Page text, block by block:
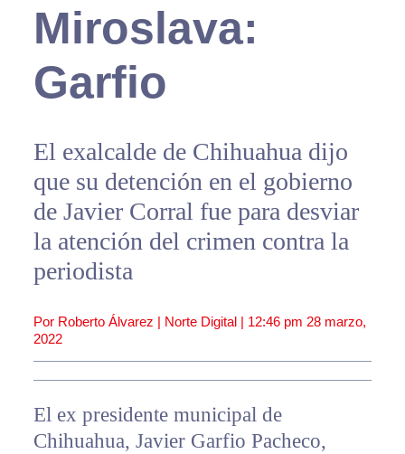
Miroslava:
Garfio
El exalcalde de Chihuahua dijo
que su detención en el gobierno
de Javier Corral fue para desviar
la atención del crimen contra la
periodista
Por Roberto Álvarez | Norte Digital | 12:46 pm 28 marzo,
2022
El ex presidente municipal de
Chihuahua, Javier Garfio Pacheco,